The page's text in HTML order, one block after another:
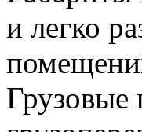
и легко